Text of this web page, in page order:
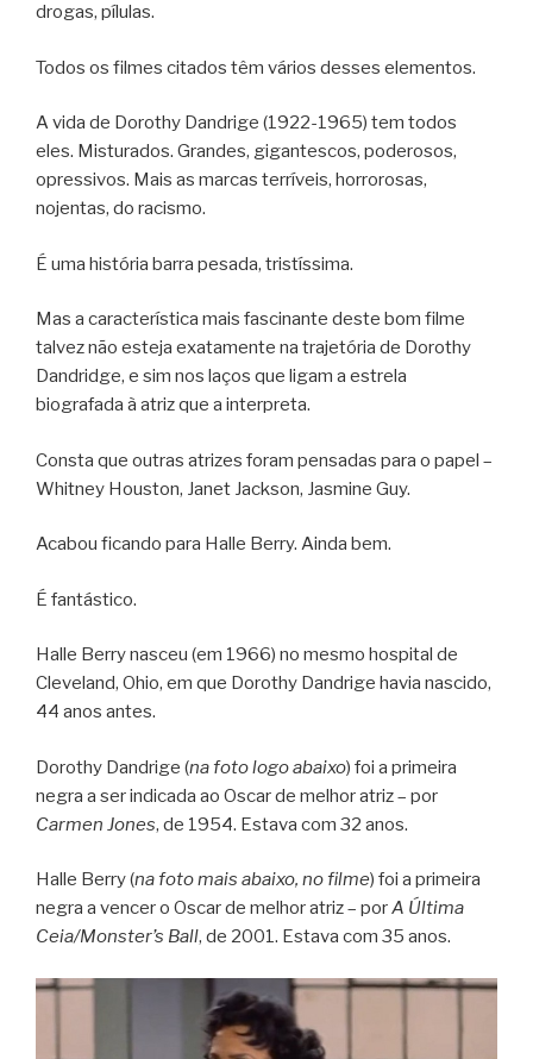
drogas, pílulas.
Todos os filmes citados têm vários desses elementos.
A vida de Dorothy Dandrige (1922-1965) tem todos
eles. Misturados. Grandes, gigantescos, poderosos,
opressivos. Mais as marcas terríveis, horrorosas,
nojentas, do racismo.
É uma história barra pesada, tristíssima.
Mas a característica mais fascinante deste bom filme
talvez não esteja exatamente na trajetória de Dorothy
Dandridge, e sim nos laços que ligam a estrela
biografada à atriz que a interpreta.
Consta que outras atrizes foram pensadas para o papel –
Whitney Houston, Janet Jackson, Jasmine Guy.
Acabou ficando para Halle Berry. Ainda bem.
É fantástico.
Halle Berry nasceu (em 1966) no mesmo hospital de
Cleveland, Ohio, em que Dorothy Dandrige havia nascido,
44 anos antes.
Dorothy Dandrige (na foto logo abaixo) foi a primeira
negra a ser indicada ao Oscar de melhor atriz – por
Carmen Jones, de 1954. Estava com 32 anos.
Halle Berry (na foto mais abaixo, no filme) foi a primeira
negra a vencer o Oscar de melhor atriz – porA Última
Ceia/Monster’s Ball, de 2001. Estava com 35 anos.